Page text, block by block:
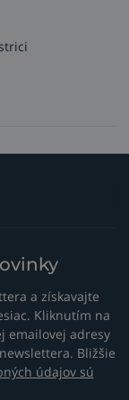
a získavajte
Kliknutím na
emailovej adresy
Bližšie
údajov sú